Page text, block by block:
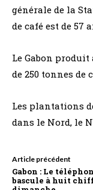
générale de la
de café est de 57
Le Gabon
de 250 tonnes de
Les plantations
dans le Nord, le
Article précédent
Gabon : Le
bascule à huit